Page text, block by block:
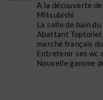
A la découverte
Mitsubishi
La salle de bain
Abattant
marché français
Entretenir ses wc
Nouvelle gamme